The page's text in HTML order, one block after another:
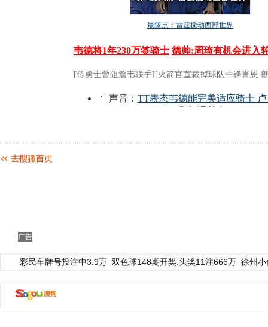
广告
彩民车牌号投注中3.9万 双色球148期开奖:头奖11注666万 徐州